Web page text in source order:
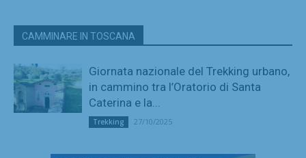
CAMMINARE IN TOSCANA
Giornata nazionale del Trekking urbano,
in cammino tra l’Oratorio di Santa
Caterina e la...
Trekking 27/10/2025